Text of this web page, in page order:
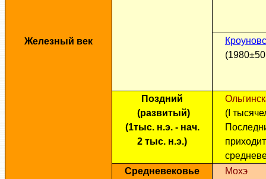
Железный век
Поздний
(развитый)
(1тыс. н.э. - нач.
2 тыс. н.э.)
(I
Средневековье
Мохэ